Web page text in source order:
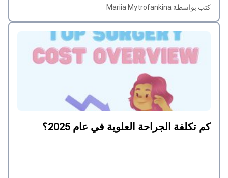
كتب بواسطة Mariia Mytrofankina
كم تكلفة الجراحة العلوية في عام 2025؟